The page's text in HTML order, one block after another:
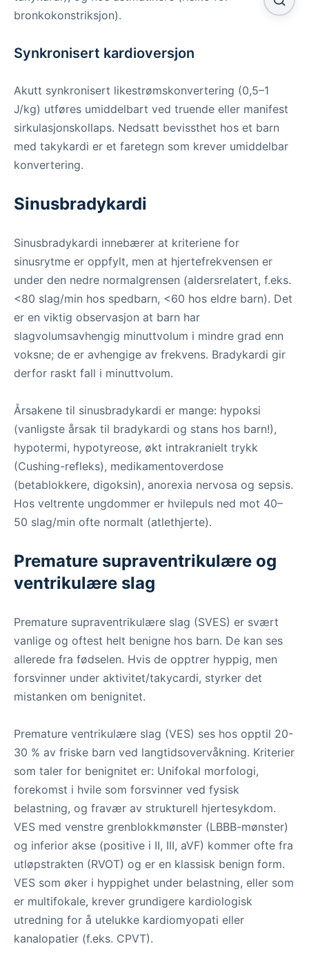
bronkokonstriksjon).
Synkronisert kardioversjon
Akutt synkronisert likestrømskonvertering (0,5–1
J/kg) utføres umiddelbart ved truende eller manifest
sirkulasjonskollaps. Nedsatt bevissthet hos et barn
med takykardi er et faretegn som krever umiddelbar
konvertering.
Sinusbradykardi
Sinusbradykardi innebærer at kriteriene for
sinusrytme er oppfylt, men at hjertefrekvensen er
under den nedre normalgrensen (aldersrelatert, f.eks.
<80 slag/min hos spedbarn, <60 hos eldre barn). Det
er en viktig observasjon at barn har
slagvolumsavhengig minuttvolum i mindre grad enn
voksne; de er avhengige av frekvens. Bradykardi gir
derfor raskt fall i minuttvolum.
Årsakene til sinusbradykardi er mange: hypoksi
(vanligste årsak til bradykardi og stans hos barn!),
hypotermi, hypotyreose, økt intrakranielt trykk
(Cushing-refleks), medikamentoverdose
(betablokkere, digoksin), anorexia nervosa og sepsis.
Hos veltrente ungdommer er hvilepuls ned mot 40–
50 slag/min ofte normalt (atlethjerte).
Premature supraventrikulære og
ventrikulære slag
Premature supraventrikulære slag (SVES) er svært
vanlige og oftest helt benigne hos barn. De kan ses
allerede fra fødselen. Hvis de opptrer hyppig, men
forsvinner under aktivitet/takycardi, styrker det
mistanken om benignitet.
Premature ventrikulære slag (VES) ses hos opptil 20-
30 % av friske barn ved langtidsovervåkning. Kriterier
som taler for benignitet er: Unifokal morfologi,
forekomst i hvile som forsvinner ved fysisk
belastning, og fravær av strukturell hjertesykdom.
VES med venstre grenblokkmønster (LBBB-mønster)
og inferior akse (positive i II, III, aVF) kommer ofte fra
utløpstrakten (RVOT) og er en klassisk benign form.
VES som øker i hyppighet under belastning, eller som
er multifokale, krever grundigere kardiologisk
utredning for å utelukke kardiomyopati eller
kanalopatier (f.eks. CPVT).